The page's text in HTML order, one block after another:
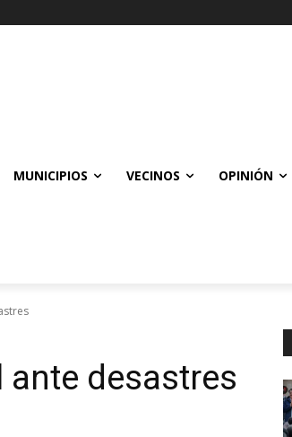
MUNICIPIOS VECINOS OPINIÓN
desastres